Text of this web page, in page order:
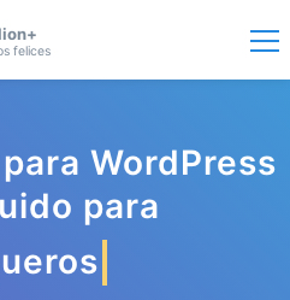
felices
WordPress
para